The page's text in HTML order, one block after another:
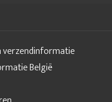
verzendinformatie
België